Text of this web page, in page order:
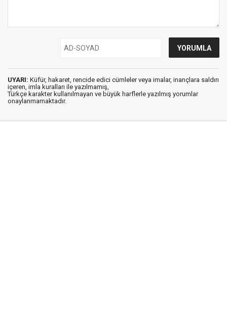
UYARI: Küfür, hakaret, rencide edici cümleler veya imalar, inançlara saldırı
içeren, imla kuralları ile yazılmamış,
Türkçe karakter kullanılmayan ve büyük harflerle yazılmış yorumlar
onaylanmamaktadır.